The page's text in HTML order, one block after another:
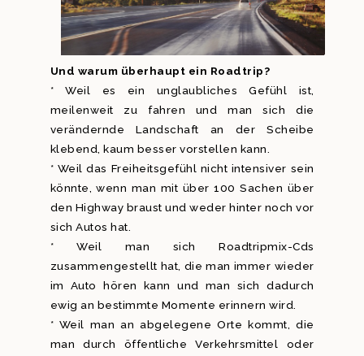
Und warum überhaupt ein Roadtrip?
* Weil es ein unglaubliches Gefühl ist,
meilenweit zu fahren und man sich die
verändernde Landschaft an der Scheibe
klebend, kaum besser vorstellen kann.
* Weil das Freiheitsgefühl nicht intensiver sein
könnte, wenn man mit über 100 Sachen über
den Highway braust und weder hinter noch vor
sich Autos hat.
* Weil man sich Roadtripmix-Cds
zusammengestellt hat, die man immer wieder
im Auto hören kann und man sich dadurch
ewig an bestimmte Momente erinnern wird.
* Weil man an abgelegene Orte kommt, die
man durch öffentliche Verkehrsmittel oder